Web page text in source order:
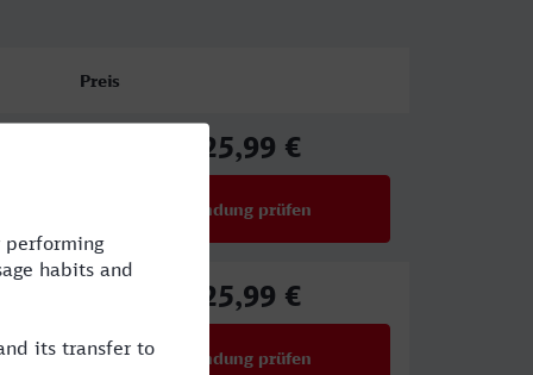
Preis
125,99 €
Verbindung prüfen
125,99 €
Verbindung prüfen